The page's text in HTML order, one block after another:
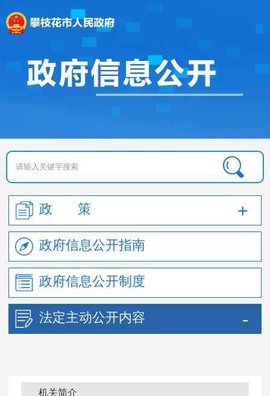
政 策
政府信息公开指南
政府信息公开制度
法定主动公开内容
机关简介